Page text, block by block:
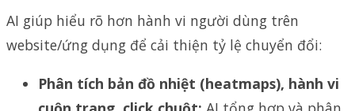
AI giúp hiểu rõ hơn hành vi người dùng trên
website/ứng dụng để cải thiện tỷ lệ chuyển đổi:
Phân tích bản đồ nhiệt (heatmaps), hành vi